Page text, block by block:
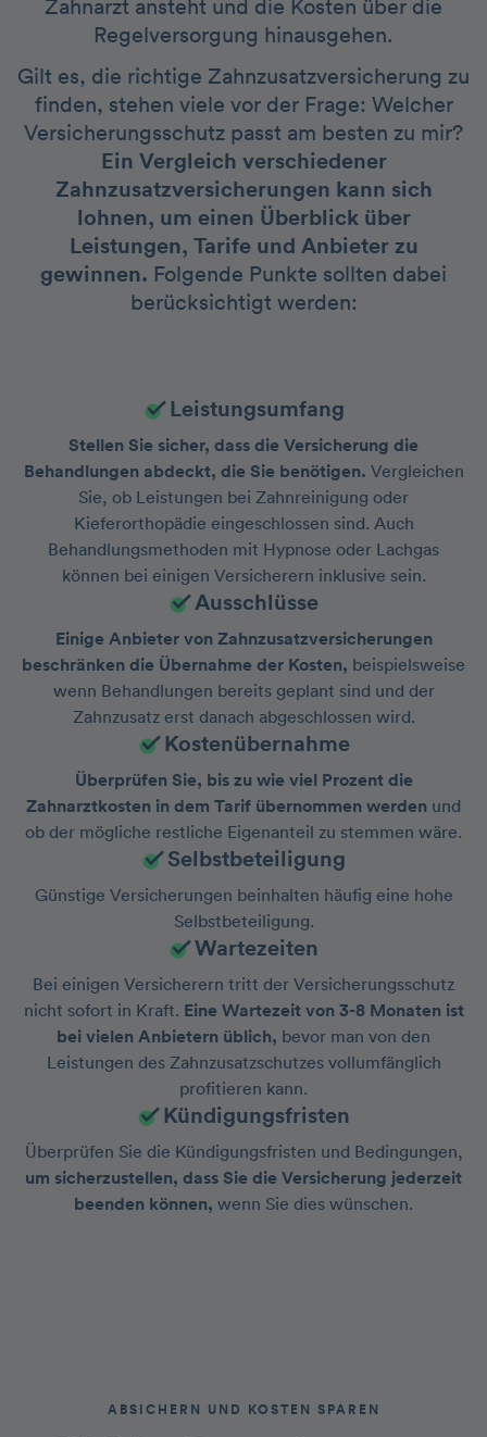
Zahnarzt ansteht und die Kosten über die
Regelversorgung hinausgehen.
Gilt es, die richtige Zahnzusatzversicherung zu
finden, stehen viele vor der Frage: Welcher
Versicherungsschutz passt am besten zu mir?
Ein Vergleich verschiedener
Zahnzusatzversicherungen kann sich
lohnen, um einen Überblick über
Leistungen, Tarife und Anbieter zu
gewinnen. Folgende Punkte sollten dabei
berücksichtigt werden:
Leistungsumfang
Stellen Sie sicher, dass die Versicherung die
Behandlungen abdeckt, die Sie benötigen. Vergleichen
Sie, ob Leistungen bei Zahnreinigung oder
Kieferorthopädie eingeschlossen sind. Auch
Behandlungsmethoden mit Hypnose oder Lachgas
können bei einigen Versicherern inklusive sein.
Ausschlüsse
Einige Anbieter von Zahnzusatzversicherungen
beschränken die Übernahme der Kosten, beispielsweise
wenn Behandlungen bereits geplant sind und der
Zahnzusatz erst danach abgeschlossen wird.
Kostenübernahme
Überprüfen Sie, bis zu wie viel Prozent die
Zahnarztkosten in dem Tarif übernommen werden und
ob der mögliche restliche Eigenanteil zu stemmen wäre.
Selbstbeteiligung
Günstige Versicherungen beinhalten häufig eine hohe
Selbstbeteiligung.
Wartezeiten
Bei einigen Versicherern tritt der Versicherungsschutz
nicht sofort in Kraft. Eine Wartezeit von 3-8 Monaten ist
bei vielen Anbietern üblich, bevor man von den
Leistungen des Zahnzusatzschutzes vollumfänglich
profitieren kann.
Kündigungsfristen
Überprüfen Sie die Kündigungsfristen und Bedingungen,
um sicherzustellen, dass Sie die Versicherung jederzeit
beenden können, wenn Sie dies wünschen.
ABSICHERN UND KOSTEN SPAREN